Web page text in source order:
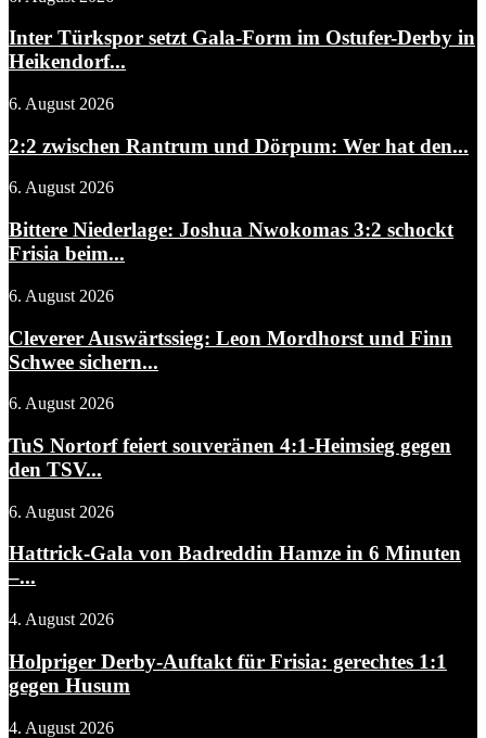
Inter Türkspor setzt Gala-Form im Ostufer-Derby in
Heikendorf...
6. August 2026
2:2 zwischen Rantrum und Dörpum: Wer hat den...
6. August 2026
Bittere Niederlage: Joshua Nwokomas 3:2 schockt
Frisia beim...
6. August 2026
Cleverer Auswärtssieg: Leon Mordhorst und Finn
Schwee sichern...
6. August 2026
TuS Nortorf feiert souveränen 4:1-Heimsieg gegen
den TSV...
6. August 2026
Hattrick-Gala von Badreddin Hamze in 6 Minuten
–...
4. August 2026
Holpriger Derby-Auftakt für Frisia: gerechtes 1:1
gegen Husum
4. August 2026